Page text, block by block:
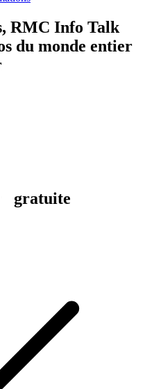
RMC Info Talk
du monde entier
gratuite